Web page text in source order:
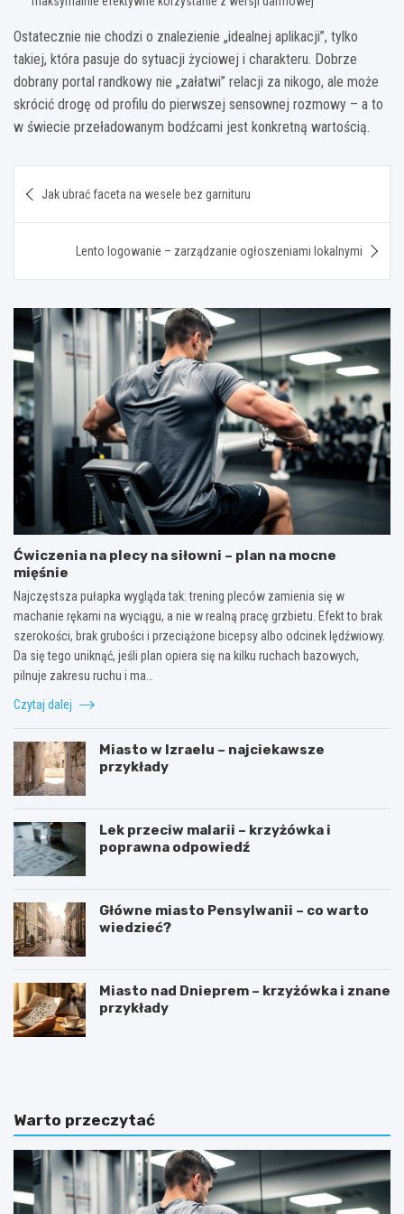
Ostatecznie nie chodzi o znalezienie „idealnej aplikacji”, tylko
takiej, która pasuje do sytuacji życiowej i charakteru. Dobrze
dobrany portal randkowy nie „załatwi” relacji za nikogo, ale może
skrócić drogę od profilu do pierwszej sensownej rozmowy – a to
w świecie przeładowanym bodźcami jest konkretną wartością.
wpisu
Jak ubrać faceta na wesele bez garnituru​
Lento logowanie – zarządzanie ogłoszeniami lokalnymi
Ćwiczenia na plecy na siłowni – plan na mocne
mięśnie
Najczęstsza pułapka wygląda tak: trening pleców zamienia się w
machanie rękami na wyciągu, a nie w realną pracę grzbietu. Efekt to brak
szerokości, brak grubości i przeciążone bicepsy albo odcinek lędźwiowy.
Da się tego uniknąć, jeśli plan opiera się na kilku ruchach bazowych,
pilnuje zakresu ruchu i ma…
Czytaj dalej
Miasto w Izraelu – najciekawsze
przykłady
Lek przeciw malarii – krzyżówka i
poprawna odpowiedź
Główne miasto Pensylwanii – co warto
wiedzieć?
Miasto nad Dnieprem – krzyżówka i znane
przykłady
J
b
r
a
s
p
D
g
o
m
n
i
Warto przeczytać